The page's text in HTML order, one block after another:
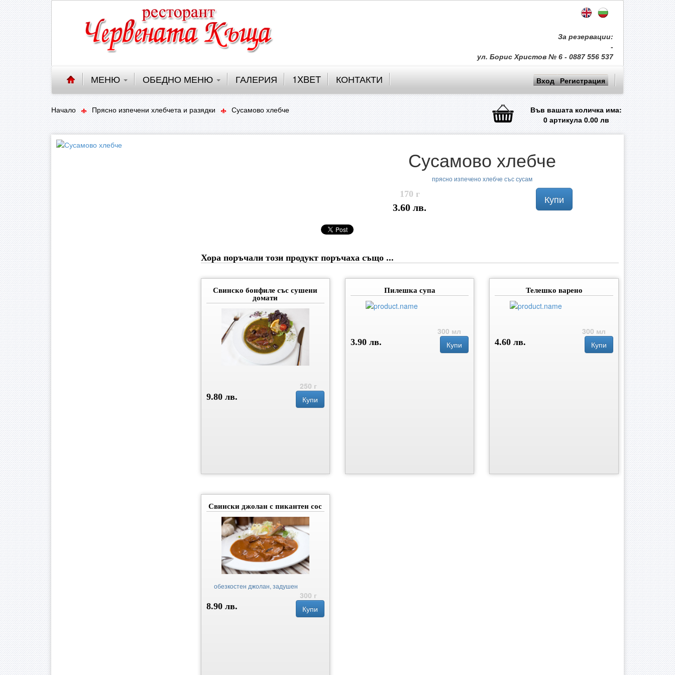
За резервации:
-
ул. Борис Христов № 6 - 0887 556 537
МЕНЮ ОБЕДНО МЕНЮ ГАЛЕРИЯ 1XBET КОНТАКТИ Вход Регистрация
Начало Прясно изпечени хлебчета и разядки Сусамово хлебче
Във вашата количка има:
0артикула0.00лв
Сусамово хлебче
прясно изпечено хлебче със сусам
170 г
3.60 лв.
Купи
Хора поръчали този продукт поръчаха също ...
Свинско бонфиле със сушени
домати
250 г
9.80 лв.
Купи
Пилешка супа
300 мл
3.90 лв.
Купи
Телешко варено
300 мл
4.60 лв.
Купи
Свински джолан с пикантен сос
обезкостен джолан, задушен
300 г
8.90 лв.
Купи